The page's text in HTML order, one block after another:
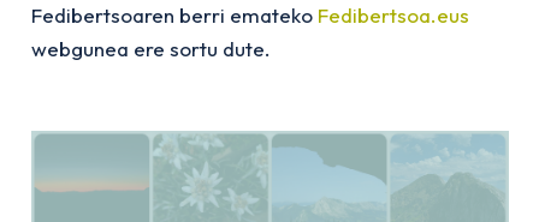
Fedibertsoaren berri emateko Fedibertsoa.eus
webgunea ere sortu dute.